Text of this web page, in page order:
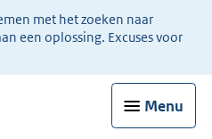
met het zoeken naar
een oplossing. Excuses voor
Menu